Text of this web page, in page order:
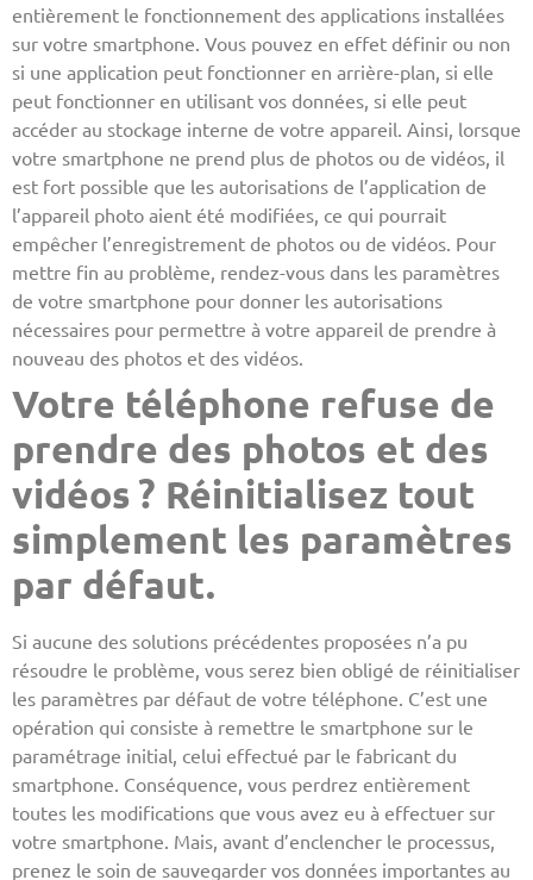
entièrement le fonctionnement des applications installées
sur votre smartphone. Vous pouvez en effet définir ou non
si une application peut fonctionner en arrière-plan, si elle
peut fonctionner en utilisant vos données, si elle peut
accéder au stockage interne de votre appareil. Ainsi, lorsque
votre smartphone ne prend plus de photos ou de vidéos, il
est fort possible que les autorisations de l’application de
l’appareil photo aient été modifiées, ce qui pourrait
empêcher l’enregistrement de photos ou de vidéos. Pour
mettre fin au problème, rendez-vous dans les paramètres
de votre smartphone pour donner les autorisations
nécessaires pour permettre à votre appareil de prendre à
nouveau des photos et des vidéos.
Votre téléphone refuse de
prendre des photos et des
vidéos ? Réinitialisez tout
simplement les paramètres
par défaut.
Si aucune des solutions précédentes proposées n’a pu
résoudre le problème, vous serez bien obligé de réinitialiser
les paramètres par défaut de votre téléphone. C’est une
opération qui consiste à remettre le smartphone sur le
paramétrage initial, celui effectué par le fabricant du
smartphone. Conséquence, vous perdrez entièrement
toutes les modifications que vous avez eu à effectuer sur
votre smartphone. Mais, avant d’enclencher le processus,
prenez le soin de sauvegarder vos données importantes au